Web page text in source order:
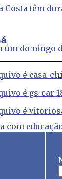
Costa têm
um domingo
com